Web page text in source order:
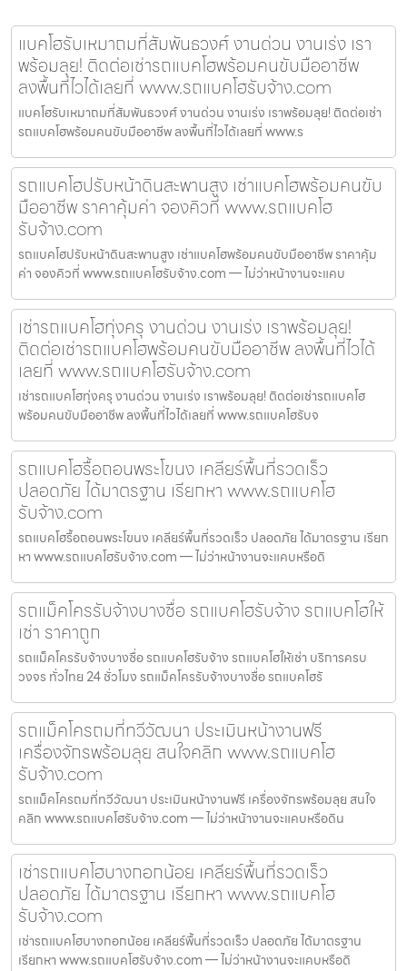
แบคโฮรับเหมาถมที่สัมพันธวงศ์ งานด่วน งานเร่ง เรา
พร้อมลุย! ติดต่อเช่ารถแบคโฮพร้อมคนขับมืออาชีพ
ลงพื้นที่ไวได้เลยที่ www.รถแบคโฮรับจ้าง.com
แบคโฮรับเหมาถมที่สัมพันธวงศ์ งานด่วน งานเร่ง เราพร้อมลุย! ติดต่อเช่า
รถแบคโฮพร้อมคนขับมืออาชีพ ลงพื้นที่ไวได้เลยที่ www.ร
รถแบคโฮปรับหน้าดินสะพานสูง เช่าแบคโฮพร้อมคนขับ
มืออาชีพ ราคาคุ้มค่า จองคิวที่ www.รถแบคโฮ
รับจ้าง.com
รถแบคโฮปรับหน้าดินสะพานสูง เช่าแบคโฮพร้อมคนขับมืออาชีพ ราคาคุ้ม
ค่า จองคิวที่ www.รถแบคโฮรับจ้าง.com — ไม่ว่าหน้างานจะแคบ
เช่ารถแบคโฮทุ่งครุ งานด่วน งานเร่ง เราพร้อมลุย!
ติดต่อเช่ารถแบคโฮพร้อมคนขับมืออาชีพ ลงพื้นที่ไวได้
เลยที่ www.รถแบคโฮรับจ้าง.com
เช่ารถแบคโฮทุ่งครุ งานด่วน งานเร่ง เราพร้อมลุย! ติดต่อเช่ารถแบคโฮ
พร้อมคนขับมืออาชีพ ลงพื้นที่ไวได้เลยที่ www.รถแบคโฮรับจ
รถแบคโฮรื้อถอนพระโขนง เคลียร์พื้นที่รวดเร็ว
ปลอดภัย ได้มาตรฐาน เรียกหา www.รถแบคโฮ
รับจ้าง.com
รถแบคโฮรื้อถอนพระโขนง เคลียร์พื้นที่รวดเร็ว ปลอดภัย ได้มาตรฐาน เรียก
หา www.รถแบคโฮรับจ้าง.com — ไม่ว่าหน้างานจะแคบหรือดิ
รถแม็คโครรับจ้างบางซื่อ รถแบคโฮรับจ้าง รถแบคโฮให้
เช่า ราคาถูก
รถแม็คโครรับจ้างบางซื่อ รถแบคโฮรับจ้าง รถแบคโฮให้เช่า บริการครบ
วงจร ทั่วไทย 24 ชั่วโมง รถแม็คโครรับจ้างบางซื่อ รถแบคโฮรั
รถแม็คโครถมที่ทวีวัฒนา ประเมินหน้างานฟรี
เครื่องจักรพร้อมลุย สนใจคลิก www.รถแบคโฮ
รับจ้าง.com
รถแม็คโครถมที่ทวีวัฒนา ประเมินหน้างานฟรี เครื่องจักรพร้อมลุย สนใจ
คลิก www.รถแบคโฮรับจ้าง.com — ไม่ว่าหน้างานจะแคบหรือดิน
เช่ารถแบคโฮบางกอกน้อย เคลียร์พื้นที่รวดเร็ว
ปลอดภัย ได้มาตรฐาน เรียกหา www.รถแบคโฮ
รับจ้าง.com
เช่ารถแบคโฮบางกอกน้อย เคลียร์พื้นที่รวดเร็ว ปลอดภัย ได้มาตรฐาน
เรียกหา www.รถแบคโฮรับจ้าง.com — ไม่ว่าหน้างานจะแคบหรือดิ